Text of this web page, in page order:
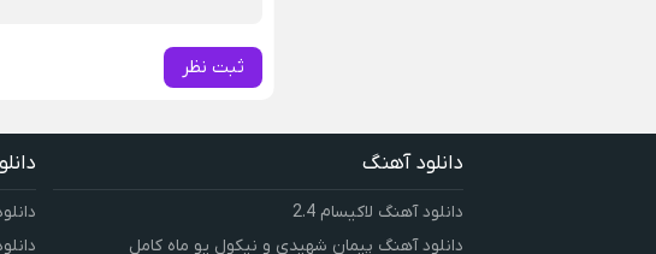
ثبت نظر
دانلود آهنگ
دانلود آهنگ لاکیسام 2.4
دانلود آهنگ پیمان شهیدی و نیکول یو ماه کامل